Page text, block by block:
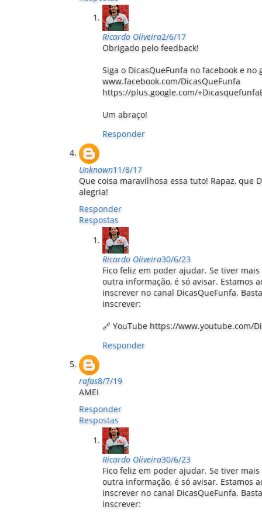
Ricardo Oliveira2/6/17
Obrigado pelo feedback!
Siga o DicasQueFunfa no facebook e no
www.facebook.com/DicasQueFunfa
https://plus.google.com/
Um abraço!
Responder
Unknown11/8/17
Que coisa maravilhosa essa tuto! Rapaz, que
alegria!
Responder
Respostas
Ricardo Oliveira30/6/23
Fico feliz em poder ajudar. Se tiver
outra informação, é só avisar. Estamos
inscrever no canal DicasQueFunfa.
inscrever:
🔗 YouTube https://www.youtube.com/
Responder
rafas8/7/19
AMEI
Responder
Respostas
Ricardo Oliveira30/6/23
Fico feliz em poder ajudar. Se tiver
outra informação, é só avisar. Estamos
inscrever no canal DicasQueFunfa.
inscrever: